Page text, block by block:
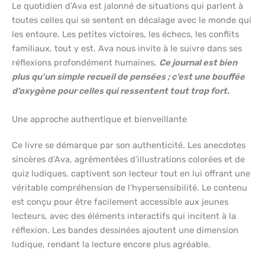
Le quotidien d’Ava est jalonné de situations qui parlent à
toutes celles qui se sentent en décalage avec le monde qui
les entoure. Les petites victoires, les échecs, les conflits
familiaux, tout y est. Ava nous invite à le suivre dans ses
réflexions profondément humaines. Ce journal est bien
plus qu’un simple recueil de pensées ; c’est une bouffée
d’oxygène pour celles qui ressentent tout trop fort.
Une approche authentique et bienveillante
Ce livre se démarque par son authenticité. Les anecdotes
sincères d’Ava, agrémentées d’illustrations colorées et de
quiz ludiques, captivent son lecteur tout en lui offrant une
véritable compréhension de l’hypersensibilité. Le contenu
est conçu pour être facilement accessible aux jeunes
lecteurs, avec des éléments interactifs qui incitent à la
réflexion. Les bandes dessinées ajoutent une dimension
ludique, rendant la lecture encore plus agréable.